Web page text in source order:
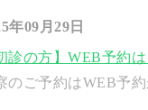
年09月29日
診の方】WEB予約
のご予約はWEB予